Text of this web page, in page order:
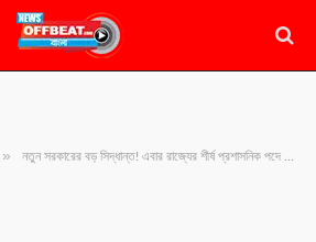
» নতুন সরকারের বড় সিদ্ধান্ত! এবার রাজ্যের শীর্ষ প্রশাসনিক পদে কে?